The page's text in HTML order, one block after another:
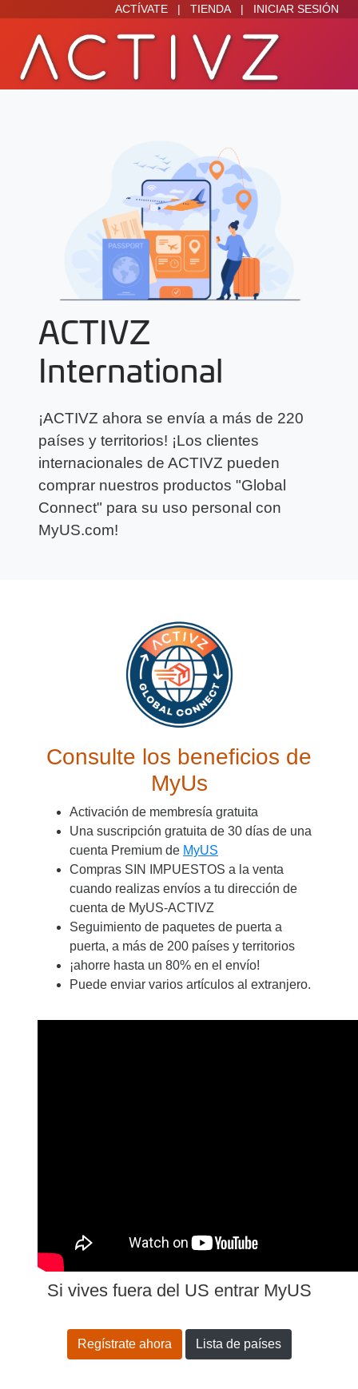
ACTÍVATE | TIENDA | INICIAR SESIÓN
ACTIVZ
International
¡ACTIVZ ahora se envía a más de 220
países y territorios! ¡Los clientes
internacionales de ACTIVZ pueden
comprar nuestros productos "Global
Connect" para su uso personal con
MyUS.com!
Consulte los beneficios de
MyUs
Activación de membresía gratuita
Una suscripción gratuita de 30 días de una
cuenta Premium de MyUS
Compras SIN IMPUESTOS a la venta
cuando realizas envíos a tu dirección de
cuenta de MyUS-ACTIVZ
Seguimiento de paquetes de puerta a
puerta, a más de 200 países y territorios
¡ahorre hasta un 80% en el envío!
Puede enviar varios artículos al extranjero.
Si vives fuera del US entrar MyUS
Regístrate ahora Lista de países